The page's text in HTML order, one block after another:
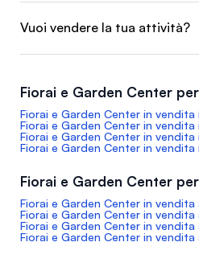
Vuoi vendere la tua attività?
Fiorai e Garden Center
Fiorai e Garden Center in vendita
Fiorai e Garden Center in vendita
Fiorai e Garden Center in vendita
Fiorai e Garden Center in vendita
Fiorai e Garden Center
Fiorai e Garden Center in vendita
Fiorai e Garden Center in
Fiorai e Garden Center in vendita
Fiorai e Garden Center in vendita